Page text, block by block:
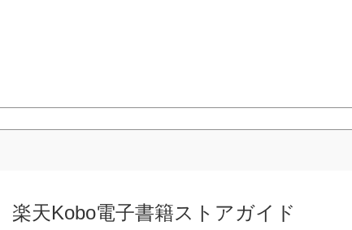
楽天Kobo電子書籍ストアガイド